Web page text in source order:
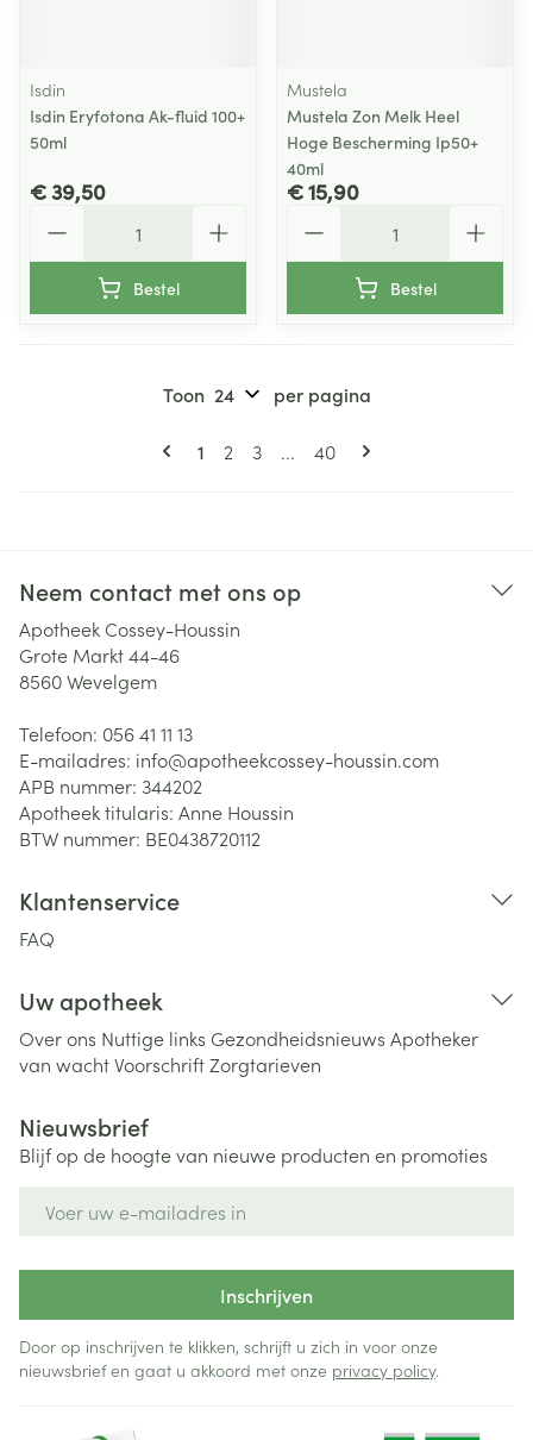
Isdin
Isdin Eryfotona Ak-fluid 100+
50ml
€ 39,50
Bestel
Mustela
Mustela Zon Melk Heel
Hoge Bescherming Ip50+
40ml
€ 15,90
Bestel
Pagina's
U lees momenteel pagina
1 Pagina
2 Pagina
3 ... Pagina
40
Toon per pagina
Neem contact met ons op
Apotheek Cossey-Houssin
Grote Markt 44-46
8560Wevelgem
Telefoon: 056 41 11 13
E-mailadres: info@apotheekcossey-houssin.com
APB nummer: 344202
Apotheek titularis: Anne Houssin
BTW nummer: BE0438720112
Klantenservice
FAQ
Uw apotheek
Over ons Nuttige links Gezondheidsnieuws Apotheker
van wachtVoorschriftZorgtarieven
Nieuwsbrief
Blijf op de hoogte van nieuwe producten en promoties
Inschrijven
Door op inschrijven te klikken, schrijft u zich in voor onze
nieuwsbrief en gaat u akkoord met onze privacy policy.